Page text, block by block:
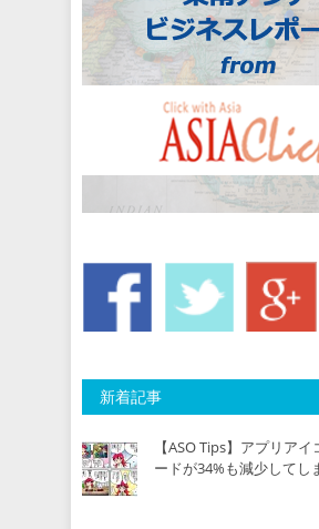
新着記事
【ASO Tips】アプリア
ードが34%も減少してし